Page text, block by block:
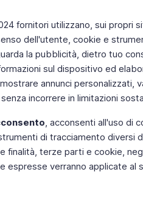
fornitori utilizzano, sui propri
dell'utente, cookie e
la pubblicità, dietro tuo
sul dispositivo ed
annunci personalizzati,
incorrere in limitazioni
, acconsenti all'uso di
di tracciamento diversi
finalità, terze parti e cookie,
espresse verranno applicate al